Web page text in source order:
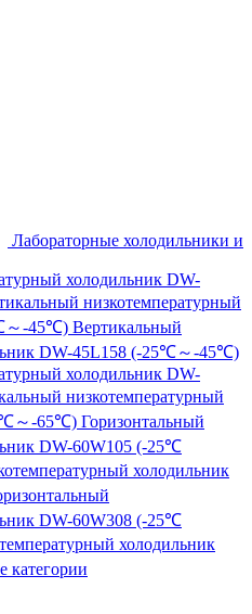
Лабораторные холодильники и
холодильник DW-
низкотемпературный
～-45℃) Вертикальный
DW-45L158 (-25℃～-45℃)
холодильник DW-
низкотемпературный
～-65℃) Горизонтальный
DW-60W105 (-25℃
холодильник
DW-60W308 (-25℃
холодильник
категории